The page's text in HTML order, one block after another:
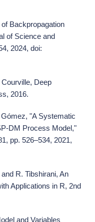
Backpropagation
of Science and
2024, doi:
Courville, Deep
2016.
"A Systematic
DM Process Model,"
pp. 526–534, 2021,
R. Tibshirani, An
Applications in R, 2nd
and Variables